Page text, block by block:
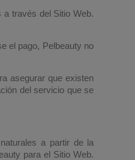
través del Sitio Web.
el pago, Pelbeauty no
asegurar que existen
del servicio que se
a partir de la
para el Sitio Web.